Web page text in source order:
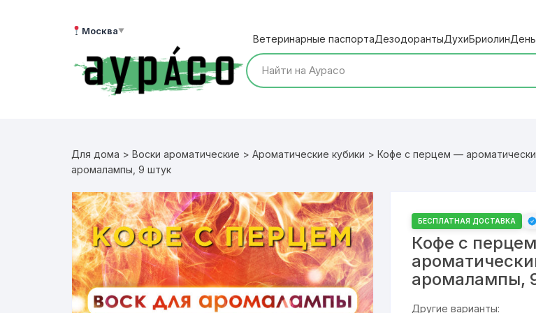
Москва▼
Ветеринарные паспортаДезодорантыДухиБриолин
Для дома > Воски ароматические > Ароматические кубики > Кофе с перцем —
аромалампы, 9 штук
БЕСПЛАТНАЯ ДОСТАВКА
Кофе с
аромалампы,
Другие варианты: